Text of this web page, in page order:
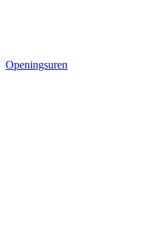
Openingsuren